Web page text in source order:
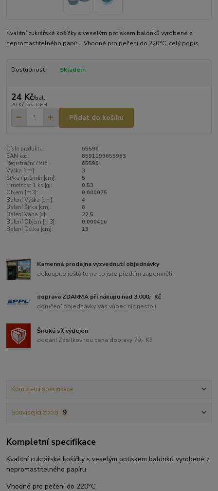
Kvalitní cukrářské košíčky s veselým potiskem balónků vyrobené z
nepromastitelného papíru. Vhodné pro pečení do 220°C. celý popis
Dostupnost Skladem
24 Kč/bal.
20 Kč bez DPH
Přidat do košíku
Číslo produktu:
65596
EAN kód:
8591199655963
Registrační číslo:
65596
Výška [cm]:
3
Šířka / průměr [cm]:
5
Hmotnost 1 ks [g]:
0,53
Objem [m3]:
0,000075
Balení Výška [cm]:
4
Balení Šířka [cm]:
8
Balení Váha [g]:
22,5
Balení Objem [m3]:
0,000416
Balení Délka [cm]:
13
Kamenná prodejna vyzvednutí objednávky
dokoupíte ještě to na co jste předtím zapomněli
doprava ZDARMA při nákupu nad 3.000,- Kč
doručení objednávky Vás vůbec nic nestojí
Široká síť výdejen
dodání Zásilkovnou cena dopravy 79,- Kč
Kompletní specifikace
Související zboží 9
Kompletní specifikace
Kvalitní cukrářské košíčky s veselým potiskem balónků vyrobené z
nepromastitelného papíru.
Vhodné pro pečení do 220°C.